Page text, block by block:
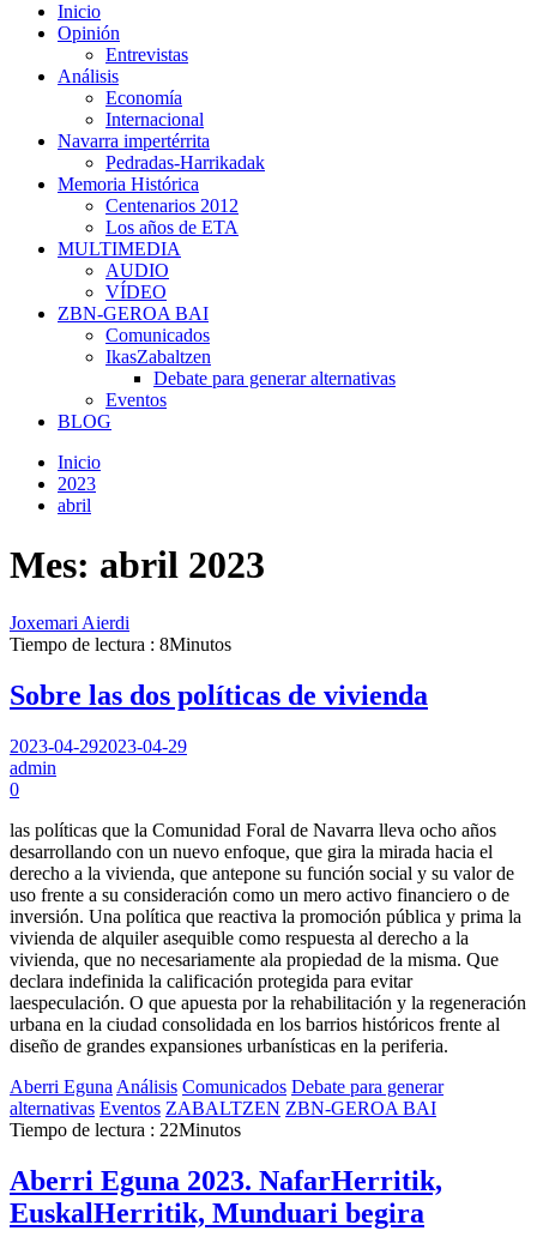
Inicio
Opinión
Entrevistas
Análisis
Economía
Internacional
Navarra impertérrita
Pedradas-Harrikadak
Memoria Histórica
Centenarios 2012
Los años de ETA
MULTIMEDIA
AUDIO
VÍDEO
ZBN-GEROA BAI
Comunicados
IkasZabaltzen
Debate para generar alternativas
Eventos
BLOG
Inicio
2023
abril
Mes: abril 2023
Joxemari Aierdi
Tiempo de lectura : 8Minutos
Sobre las dos políticas de vivienda
2023-04-292023-04-29
admin
0
las políticas que la Comunidad Foral de Navarra lleva ocho años
desarrollando con un nuevo enfoque, que gira la mirada hacia el
derecho a la vivienda, que antepone su función social y su valor de
uso frente a su consideración como un mero activo financiero o de
inversión. Una política que reactiva la promoción pública y prima la
vivienda de alquiler asequible como respuesta al derecho a la
vivienda, que no necesariamente ala propiedad de la misma. Que
declara indefinida la calificación protegida para evitar
laespeculación. O que apuesta por la rehabilitación y la regeneración
urbana en la ciudad consolidada en los barrios históricos frente al
diseño de grandes expansiones urbanísticas en la periferia.
Aberri Eguna Análisis Comunicados Debate para generar
alternativas Eventos ZABALTZEN ZBN-GEROA BAI
Tiempo de lectura : 22Minutos
Aberri Eguna 2023. NafarHerritik,
EuskalHerritik, Munduari begira